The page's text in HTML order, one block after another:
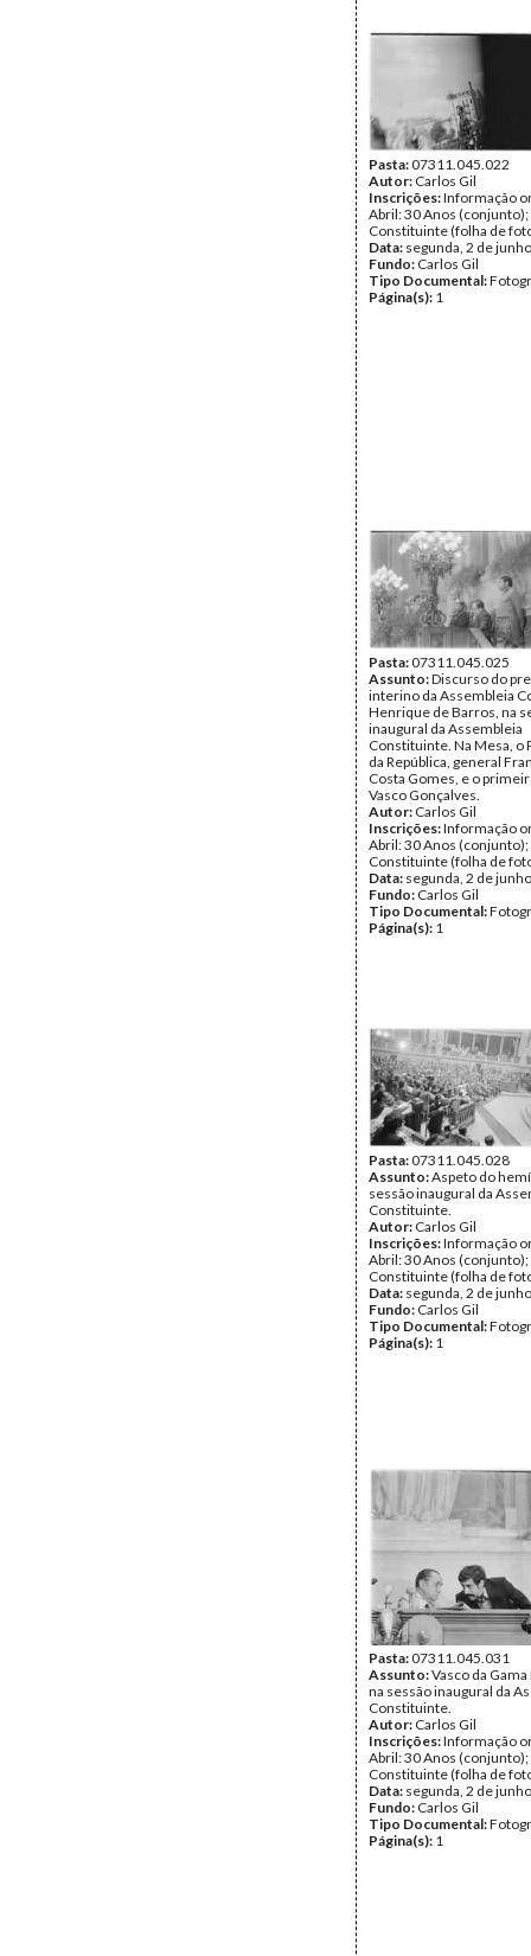
Pasta:07311.045.022
Autor: Carlos Gil
Inscrições:Informação
Abril: 30 Anos
Constituinte (folha de
Data: segunda, 2 de
Fundo: Carlos Gil
Tipo Documental:
Página(s): 1
Pasta:07311.045.025
Assunto:Discurso do
interino da Assembleia
Henrique de Barros, na
inaugural da Assembleia
Constituinte. Na Mesa, o
da República, general
Costa Gomes, e o
Vasco Gonçalves.
Autor: Carlos Gil
Inscrições:Informação
Abril: 30 Anos
Constituinte (folha de
Data: segunda, 2 de
Fundo: Carlos Gil
Tipo Documental:
Página(s): 1
Pasta:07311.045.028
Assunto:Aspeto do
sessão inaugural da
Constituinte.
Autor: Carlos Gil
Inscrições:Informação
Abril: 30 Anos
Constituinte (folha de
Data: segunda, 2 de
Fundo: Carlos Gil
Tipo Documental:
Página(s): 1
Pasta:07311.045.031
Assunto:Vasco da
na sessão inaugural da
Constituinte.
Autor: Carlos Gil
Inscrições:Informação
Abril: 30 Anos
Constituinte (folha de
Data: segunda, 2 de
Fundo: Carlos Gil
Tipo Documental:
Página(s): 1